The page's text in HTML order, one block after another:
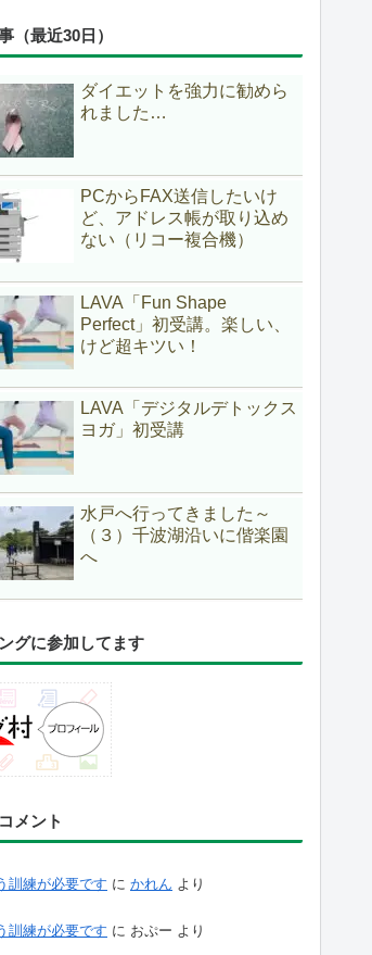
（最近30日）
ダイエットを強力に勧めら
れました…
PCからFAX送信したいけ
ど、アドレス帳が取り込め
ない（リコー複合機）
LAVA「Fun Shape
Perfect」初受講。楽しい、
けど超キツい！
LAVA「デジタルデトックス
ヨガ」初受講
水戸へ行ってきました～
（３）千波湖沿いに偕楽園
へ
グに参加してます
メント
訓練が必要です に かれん より
訓練が必要です に おぷー より